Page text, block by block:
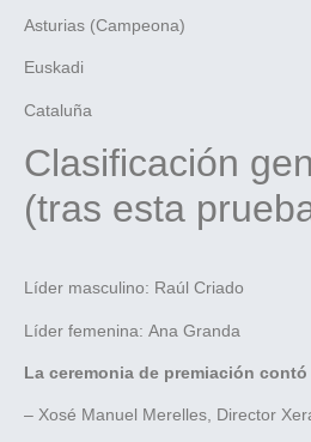
Asturias (Campeona)
Euskadi
Cataluña
Clasificación
(tras esta
Líder masculino: Raúl Criado
Líder femenina: Ana Granda
La ceremonia de premiación
– Xosé Manuel Merelles, Director